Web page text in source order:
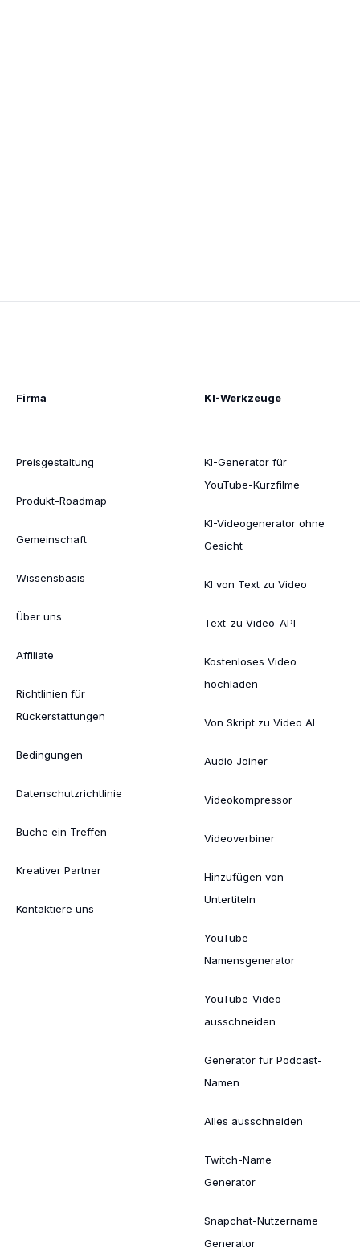
Firma
Preisgestaltung
Produkt-Roadmap
Gemeinschaft
Wissensbasis
Über uns
Affiliate
Richtlinien für
Rückerstattungen
Bedingungen
Datenschutzrichtlinie
Buche ein Treffen
Kreativer Partner
Kontaktiere uns
KI-Werkzeuge
KI-Generator für
YouTube-Kurzfilme
KI-Videogenerator ohne
Gesicht
KI von Text zu Video
Text-zu-Video-API
Kostenloses Video
hochladen
Von Skript zu Video AI
Audio Joiner
Videokompressor
Videoverbiner
Hinzufügen von
Untertiteln
YouTube-
Namensgenerator
YouTube-Video
ausschneiden
Generator für Podcast-
Namen
Alles ausschneiden
Twitch-Name
Generator
Snapchat-Nutzername
Generator